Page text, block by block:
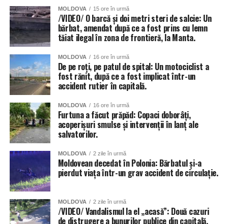
MOLDOVA 15 ore în urmă
/VIDEO/ O barcă și doi metri steri de salcie: Un
bărbat, amendat după ce a fost prins cu lemn
tăiat ilegal în zona de frontieră, la Manta.
MOLDOVA 16 ore în urmă
De pe roți, pe patul de spital: Un motociclist a
fost rănit, după ce a fost implicat într-un
accident rutier în capitală.
MOLDOVA 16 ore în urmă
Furtuna a făcut prăpăd: Copaci doborâți,
acoperișuri smulse și intervenții în lanț ale
salvatorilor.
MOLDOVA 2 zile în urmă
Moldovean decedat în Polonia: Bărbatul și-a
pierdut viața într-un grav accident de circulație.
MOLDOVA 2 zile în urmă
/VIDEO/ Vandalismul la el „acasă”: Două cazuri
de distrugere a bunurilor publice din capitală,